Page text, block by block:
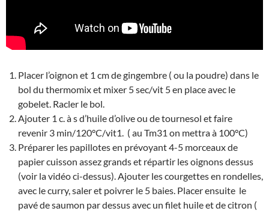
Placer l’oignon et 1 cm de gingembre ( ou la poudre) dans le
bol du thermomix et mixer 5 sec/vit 5 en place avec le
gobelet. Racler le bol.
Ajouter 1 c. à s d’huile d’olive ou de tournesol et faire
revenir 3 min/120°C/vit1. ( au Tm31 on mettra à 100°C)
Préparer les papillotes en prévoyant 4-5 morceaux de
papier cuisson assez grands et répartir les oignons dessus
(voir la vidéo ci-dessus). Ajouter les courgettes en rondelles,
avec le curry, saler et poivrer le 5 baies. Placer ensuite le
pavé de saumon par dessus avec un filet huile et de citron (